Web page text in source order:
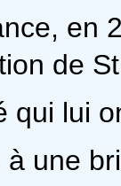
en
de
lui
à une